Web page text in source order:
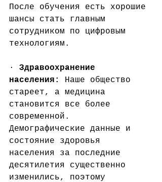
После обучения есть хорошие
шансы стать главным
сотрудником по цифровым
технологиям.
· Здравоохранение
населения:
Наше общество
стареет, а медицина
становится все более
современной.
Демографические данные и
состояние здоровья
населения за последние
десятилетия существенно
изменились, поэтому